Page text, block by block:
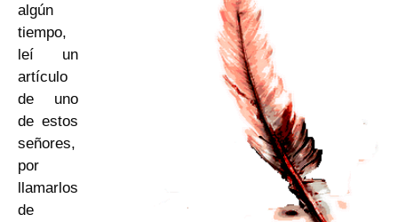
algún
tiempo,
leí un
artículo
de uno
de estos
señores,
por
llamarlos
de